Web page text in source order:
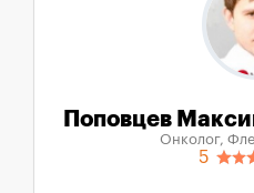
Поповцев
Онколог,
5